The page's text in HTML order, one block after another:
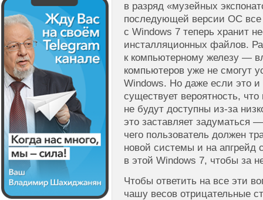
в разряд «музейных
последующей версии ОС
с Windows 7 теперь хранит
инсталляционных файлов.
к компьютерному железу —
компьютеров уже не смогут
Windows. Но даже если это и
существует вероятность,
не будут доступны из-за
это заставляет задуматься
чего пользователь должен
новой системы и на апгрейд
в этой Windows 7, чтобы за
Чтобы ответить на все эти
чашу весов отрицательные